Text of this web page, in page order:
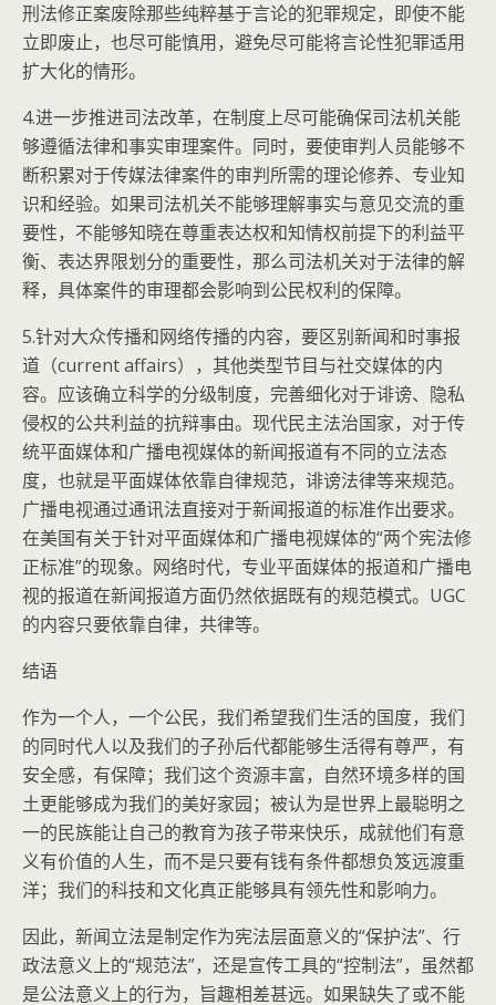
刑法修正案废除那些纯粹基于言论的犯罪规定，即使不能
立即废止，也尽可能慎用，避免尽可能将言论性犯罪适用
扩大化的情形。
4.进一步推进司法改革，在制度上尽可能确保司法机关能
够遵循法律和事实审理案件。同时，要使审判人员能够不
断积累对于传媒法律案件的审判所需的理论修养、专业知
识和经验。如果司法机关不能够理解事实与意见交流的重
要性，不能够知晓在尊重表达权和知情权前提下的利益平
衡、表达界限划分的重要性，那么司法机关对于法律的解
释，具体案件的审理都会影响到公民权利的保障。
5.针对大众传播和网络传播的内容，要区别新闻和时事报
道（current affairs），其他类型节目与社交媒体的内
容。应该确立科学的分级制度，完善细化对于诽谤、隐私
侵权的公共利益的抗辩事由。现代民主法治国家，对于传
统平面媒体和广播电视媒体的新闻报道有不同的立法态
度，也就是平面媒体依靠自律规范，诽谤法律等来规范。
广播电视通过通讯法直接对于新闻报道的标准作出要求。
在美国有关于针对平面媒体和广播电视媒体的“两个宪法修
正标准”的现象。网络时代，专业平面媒体的报道和广播电
视的报道在新闻报道方面仍然依据既有的规范模式。UGC
的内容只要依靠自律，共律等。
结语
作为一个人，一个公民，我们希望我们生活的国度，我们
的同时代人以及我们的子孙后代都能够生活得有尊严，有
安全感，有保障；我们这个资源丰富，自然环境多样的国
土更能够成为我们的美好家园；被认为是世界上最聪明之
一的民族能让自己的教育为孩子带来快乐，成就他们有意
义有价值的人生，而不是只要有钱有条件都想负笈远渡重
洋；我们的科技和文化真正能够具有领先性和影响力。
因此，新闻立法是制定作为宪法层面意义的“保护法”、行
政法意义上的“规范法”，还是宣传工具的“控制法”，虽然都
是公法意义上的行为，旨趣相差甚远。如果缺失了或不能